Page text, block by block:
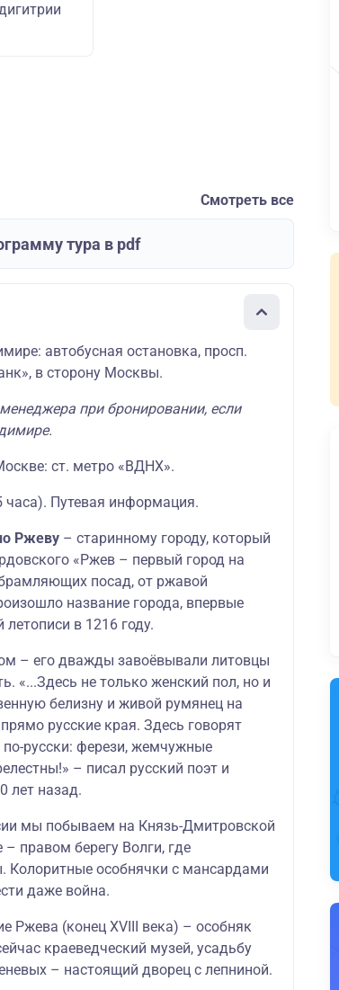
Смотреть все
тура в pdf
автобусная остановка, просп.
в сторону Москвы.
при бронировании, если
ст. метро «ВДНХ».
Путевая информация.
Ржеву – старинному городу, который
«Ржев – первый город на
посад, от ржавой
название города, впервые
в 1216 году.
– его дважды завоёвывали литовцы
«...Здесь не только женский пол, но и
белизну и живой румянец на
русские края. Здесь говорят
по-русски: ферези, жемчужные
– писал русский поэт и
лет назад.
мы побываем на Князь-Дмитровской
правом берегу Волги, где
Колоритные особнячки с мансардами
даже война.
Ржева (конец XVIII века) – особняк
краеведческий музей, усадьбу
– настоящий дворец с лепниной.